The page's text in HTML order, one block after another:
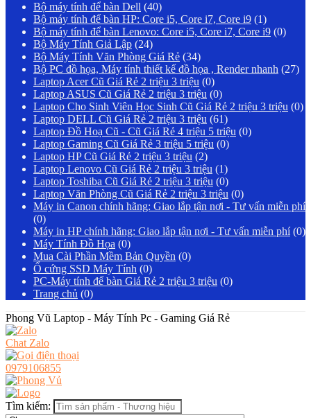
Bộ máy tính để bàn Dell (40)
Bộ máy tính để bàn HP: Core i5, Core i7, Core i9 (1)
Bộ máy tính để bàn Lenovo: Core i5, Core i7, Core i9 (0)
Bộ Máy Tính Giả Lập (24)
Bộ Máy Tính Văn Phòng Giá Rẻ (34)
Bộ PC đồ họa, Máy tính thiết kế đồ họa , Render nhanh (27)
Laptop Acer Cũ Giá Rẻ 2 triệu 3 triệu (0)
Laptop ASUS Cũ Giá Rẻ 2 triệu 3 triệu (0)
Laptop Cho Sinh Viên Học Sinh Cũ Giá Rẻ 2 triệu 3 triệu (0)
Laptop DELL Cũ Giá Rẻ 2 triệu 3 triệu (61)
Laptop Đồ Hoạ Cũ - Cũ Giá Rẻ 4 triệu 5 triệu (0)
Laptop Gaming Cũ Giá Rẻ 3 triệu 5 triệu (0)
Laptop HP Cũ Giá Rẻ 2 triệu 3 triệu (2)
Laptop Lenovo Cũ Giá Rẻ 2 triệu 3 triệu (1)
Laptop Toshiba Cũ Giá Rẻ 2 triệu 3 triệu (0)
Laptop Văn Phòng Cũ Giá Rẻ 2 triệu 3 triệu (0)
Máy in Canon chính hãng: Giao lắp tận nơi - Tư vấn miễn phí
(0)
Máy in HP chính hãng: Giao lắp tận nơi - Tư vấn miễn phí (0)
Máy Tính Đồ Họa (0)
Mua Cài Phần Mềm Bản Quyền (0)
Ổ cứng SSD Máy Tính (0)
PC-Máy tính để bàn Giá Rẻ 2 triệu 3 triệu (0)
Trang chủ (0)
Phong Vũ Laptop - Máy Tính Pc - Gaming Giá Rẻ
Chat Zalo
0979106855
Tìm kiếm: